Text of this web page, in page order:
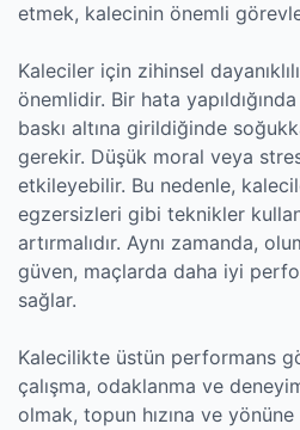
etmek, kalecinin önemli
Kaleciler için zihinsel
önemlidir. Bir hata
baskı altına girildiğinde
gerekir. Düşük moral veya
etkileyebilir. Bu nedenle,
egzersizleri gibi teknikler
artırmalıdır. Aynı zamanda,
güven, maçlarda daha iyi
sağlar.
Kalecilikte üstün performans
çalışma, odaklanma ve
olmak, topun hızına ve yönüne